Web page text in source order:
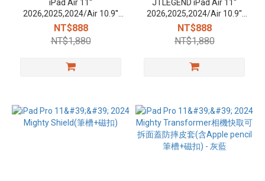
iPad Air 11''
2026,2025,2024/Air 10.9''
2022,2020 /Pro 11''
2022,2021 Mighty Shield防
摔殼(筆槽+後掀磁扣) -
NT$888
NT$1,880
JTLEGEND iPad Air 11''
2026,2025,2024/Air 10.9''
2022,2020 /Pro 11''
2022,2021 Mighty Shield防
摔殼(筆槽+前掀磁扣)
NT$888
NT$1,880